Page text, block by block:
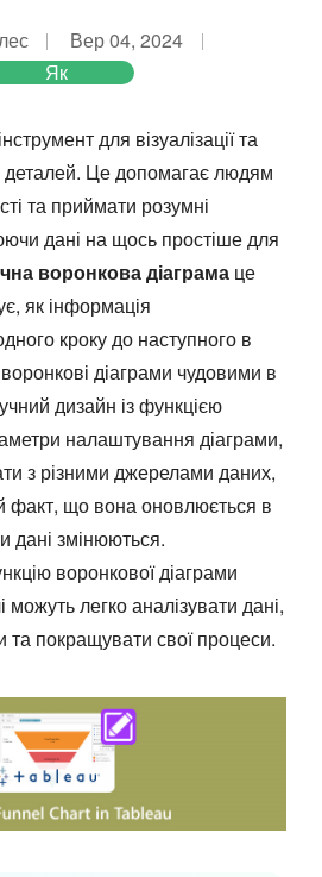
Вер 04, 2024
Як
для візуалізації та
деталей. Це допомагає людям
та приймати розумні
дані на щось простіше для
воронкова діаграма це
як інформація
кроку до наступного в
діаграми чудовими в
дизайн із функцією
налаштування діаграми,
з різними джерелами даних,
факт, що вона оновлюється в
дані змінюються.
воронкової діаграми
можуть легко аналізувати дані,
та покращувати свої процеси.